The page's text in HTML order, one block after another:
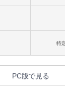
特
PC版で見る